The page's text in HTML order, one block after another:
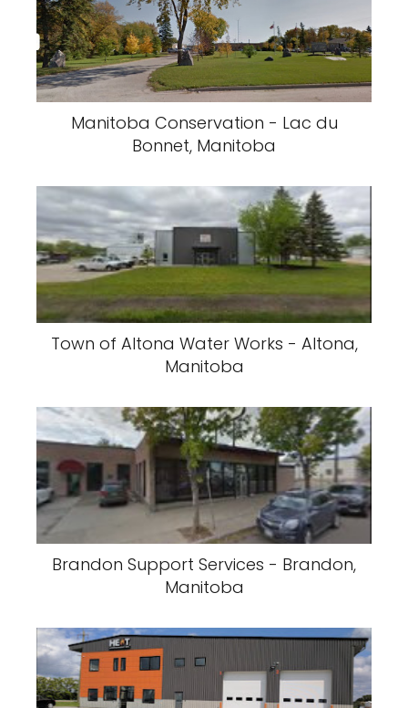
Manitoba Conservation - Lac du
Bonnet, Manitoba
Town of Altona Water Works - Altona,
Manitoba
Brandon Support Services - Brandon,
Manitoba